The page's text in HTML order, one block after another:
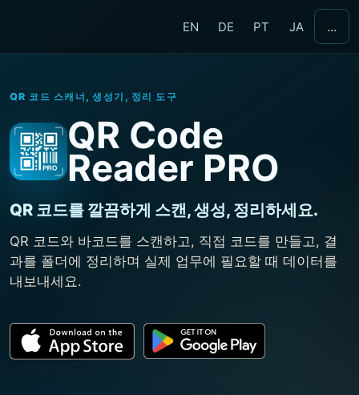
EN DE PT JA ...
QR 코드 스캐너, 생성기, 정리 도구
QR Code
Reader PRO
QR 코드를 깔끔하게 스캔, 생성, 정리하세요.
QR 코드와 바코드를 스캔하고, 직접 코드를 만들고, 결
과를 폴더에 정리하며 실제 업무에 필요할 때 데이터를
내보내세요.